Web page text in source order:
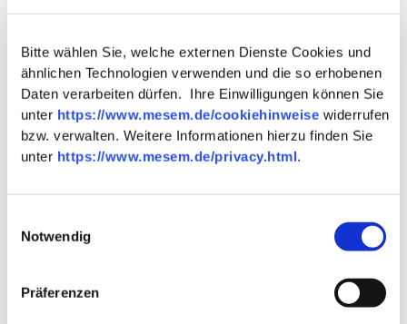
Bitte wählen Sie, welche externen Dienste Cookies und
ähnlichen Technologien verwenden und die so erhobenen
Daten verarbeiten dürfen. Ihre Einwilligungen können Sie
unter https://www.mesem.de/cookiehinweise widerrufen
bzw. verwalten. Weitere Informationen hierzu finden Sie
unter https://www.mesem.de/privacy.html.
Notwendig
Präferenzen
Ähnliche Artikel, die Sie ebenfalls
interessieren könnten